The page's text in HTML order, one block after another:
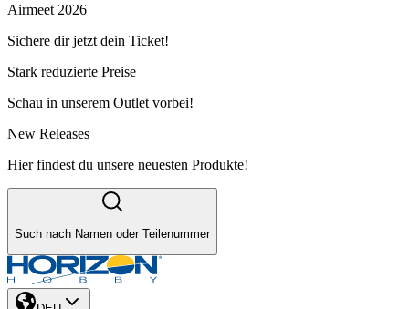
Airmeet 2026
Sichere dir jetzt dein Ticket!
Stark reduzierte Preise
Schau in unserem Outlet vorbei!
New Releases
Hier findest du unsere neuesten Produkte!
Such nach Namen oder Teilenummer